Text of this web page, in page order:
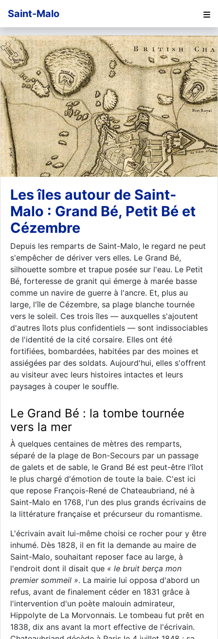
Saint-Malo
Les îles autour de Saint-
Malo : Grand Bé, Petit Bé et
Cézembre
Depuis les remparts de Saint-Malo, le regard ne peut
s'empêcher de dériver vers elles. Le Grand Bé,
silhouette sombre et trapue posée sur l'eau. Le Petit
Bé, forteresse de granit qui émerge à marée basse
comme un navire de guerre à l'ancre. Et, plus au
large, l'île de Cézembre, sa plage blanche tournée
vers le soleil. Ces trois îles — auxquelles s'ajoutent
d'autres îlots plus confidentiels — sont indissociables
de l'identité de la cité corsaire. Elles ont été
fortifiées, bombardées, habitées par des moines et
assiégées par des soldats. Aujourd'hui, elles s'offrent
au visiteur avec leurs histoires intactes et leurs
paysages à couper le souffle.
Le Grand Bé : la tombe tournée
vers la mer
À quelques centaines de mètres des remparts,
séparé de la plage de Bon-Secours par un passage
de galets et de sable, le Grand Bé est peut-être l'îlot
le plus chargé d'émotion de toute la baie. C'est ici
que repose François-René de Chateaubriand, né à
Saint-Malo en 1768, l'un des plus grands écrivains de
la littérature française et précurseur du romantisme.
L'écrivain avait lui-même choisi ce rocher pour y être
inhumé. Dès 1828, il en fit la demande au maire de
Saint-Malo, souhaitant reposer face au large, à
l'endroit dont il disait que « le bruit berça mon
premier sommeil ». La mairie lui opposa d'abord un
refus, avant de finalement céder en 1831 grâce à
l'intervention d'un poète malouin admirateur,
Hippolyte de La Morvonnais. Le tombeau fut prêt en
1838, dix ans avant la mort effective de l'écrivain.